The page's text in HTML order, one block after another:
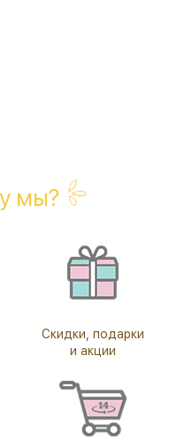
мы?
Скидки, подарки
и акции